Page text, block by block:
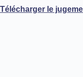
Télécharger le